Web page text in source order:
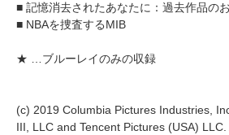
■ 記憶消去されたあなたに：過去作品の
■ NBAを捜査するMIB
★ …ブルーレイのみの収録
(c) 2019 Columbia Pictures Industries,
III, LLC and Tencent Pictures (USA) LLC.